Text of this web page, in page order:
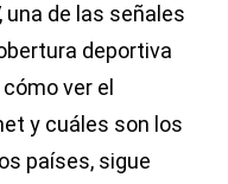
una de las señales
deportiva
ver el
y cuáles son los
países, sigue